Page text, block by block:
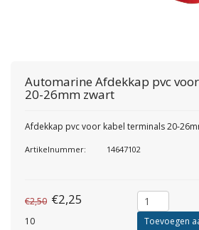
AutomarineAfdekkap pvc
20-26mm zwart
Afdekkap pvc voor kabel terminals 20-
Artikelnummer: 14647102
€2,50 €2,25
10 Toevoegen